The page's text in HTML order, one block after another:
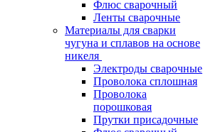
Флюс сварочный
Ленты сварочные
Материалы для сварки
чугуна и сплавов на основе
никеля
Электроды сварочные
Проволока сплошная
Проволока
порошковая
Прутки присадочные